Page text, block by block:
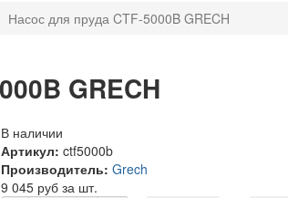
Насос для пруда CTF-5000B GRECH
GRECH
В наличии
Артикул: ctf5000b
Производитель: Grech
9 045 руб за шт.